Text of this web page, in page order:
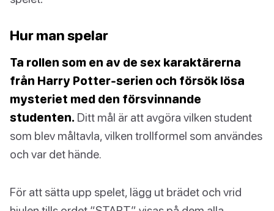
Hur man spelar
Ta rollen som en av de sex karaktärerna
från Harry Potter-serien och försök lösa
mysteriet med den försvinnande
studenten. Ditt mål är att avgöra vilken student
som blev måltavla, vilken trollformel som användes
och var det hände.
För att sätta upp spelet, lägg ut brädet och vrid